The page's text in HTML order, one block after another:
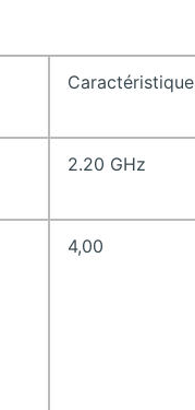
Caractéristique
2.20 GHz
4,00